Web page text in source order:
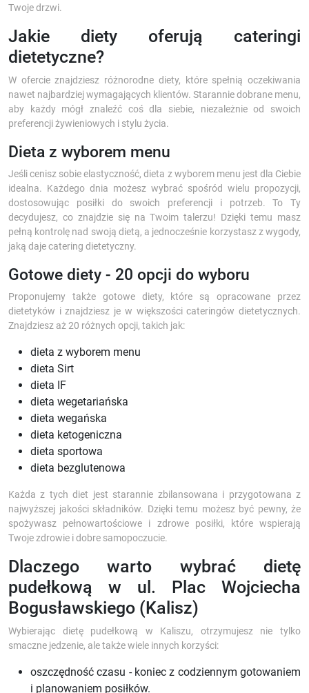
Twoje drzwi.
Jakie diety oferują cateringi
dietetyczne?
W ofercie znajdziesz różnorodne diety, które spełnią oczekiwania
nawet najbardziej wymagających klientów. Starannie dobrane menu,
aby każdy mógł znaleźć coś dla siebie, niezależnie od swoich
preferencji żywieniowych i stylu życia.
Dieta z wyborem menu
Jeśli cenisz sobie elastyczność, dieta z wyborem menu jest dla Ciebie
idealna. Każdego dnia możesz wybrać spośród wielu propozycji,
dostosowując posiłki do swoich preferencji i potrzeb. To Ty
decydujesz, co znajdzie się na Twoim talerzu! Dzięki temu masz
pełną kontrolę nad swoją dietą, a jednocześnie korzystasz z wygody,
jaką daje catering dietetyczny.
Gotowe diety - 20 opcji do wyboru
Proponujemy także gotowe diety, które są opracowane przez
dietetyków i znajdziesz je w większości cateringów dietetycznych.
Znajdziesz aż 20 różnych opcji, takich jak:
dieta z wyborem menu
dieta Sirt
dieta IF
dieta wegetariańska
dieta wegańska
dieta ketogeniczna
dieta sportowa
dieta bezglutenowa
Każda z tych diet jest starannie zbilansowana i przygotowana z
najwyższej jakości składników. Dzięki temu możesz być pewny, że
spożywasz pełnowartościowe i zdrowe posiłki, które wspierają
Twoje zdrowie i dobre samopoczucie.
Dlaczego warto wybrać dietę
pudełkową w ul. Plac Wojciecha
Bogusławskiego (Kalisz)
Wybierając dietę pudełkową w Kaliszu, otrzymujesz nie tylko
smaczne jedzenie, ale także wiele innych korzyści:
oszczędność czasu - koniec z codziennym gotowaniem
i planowaniem posiłków.